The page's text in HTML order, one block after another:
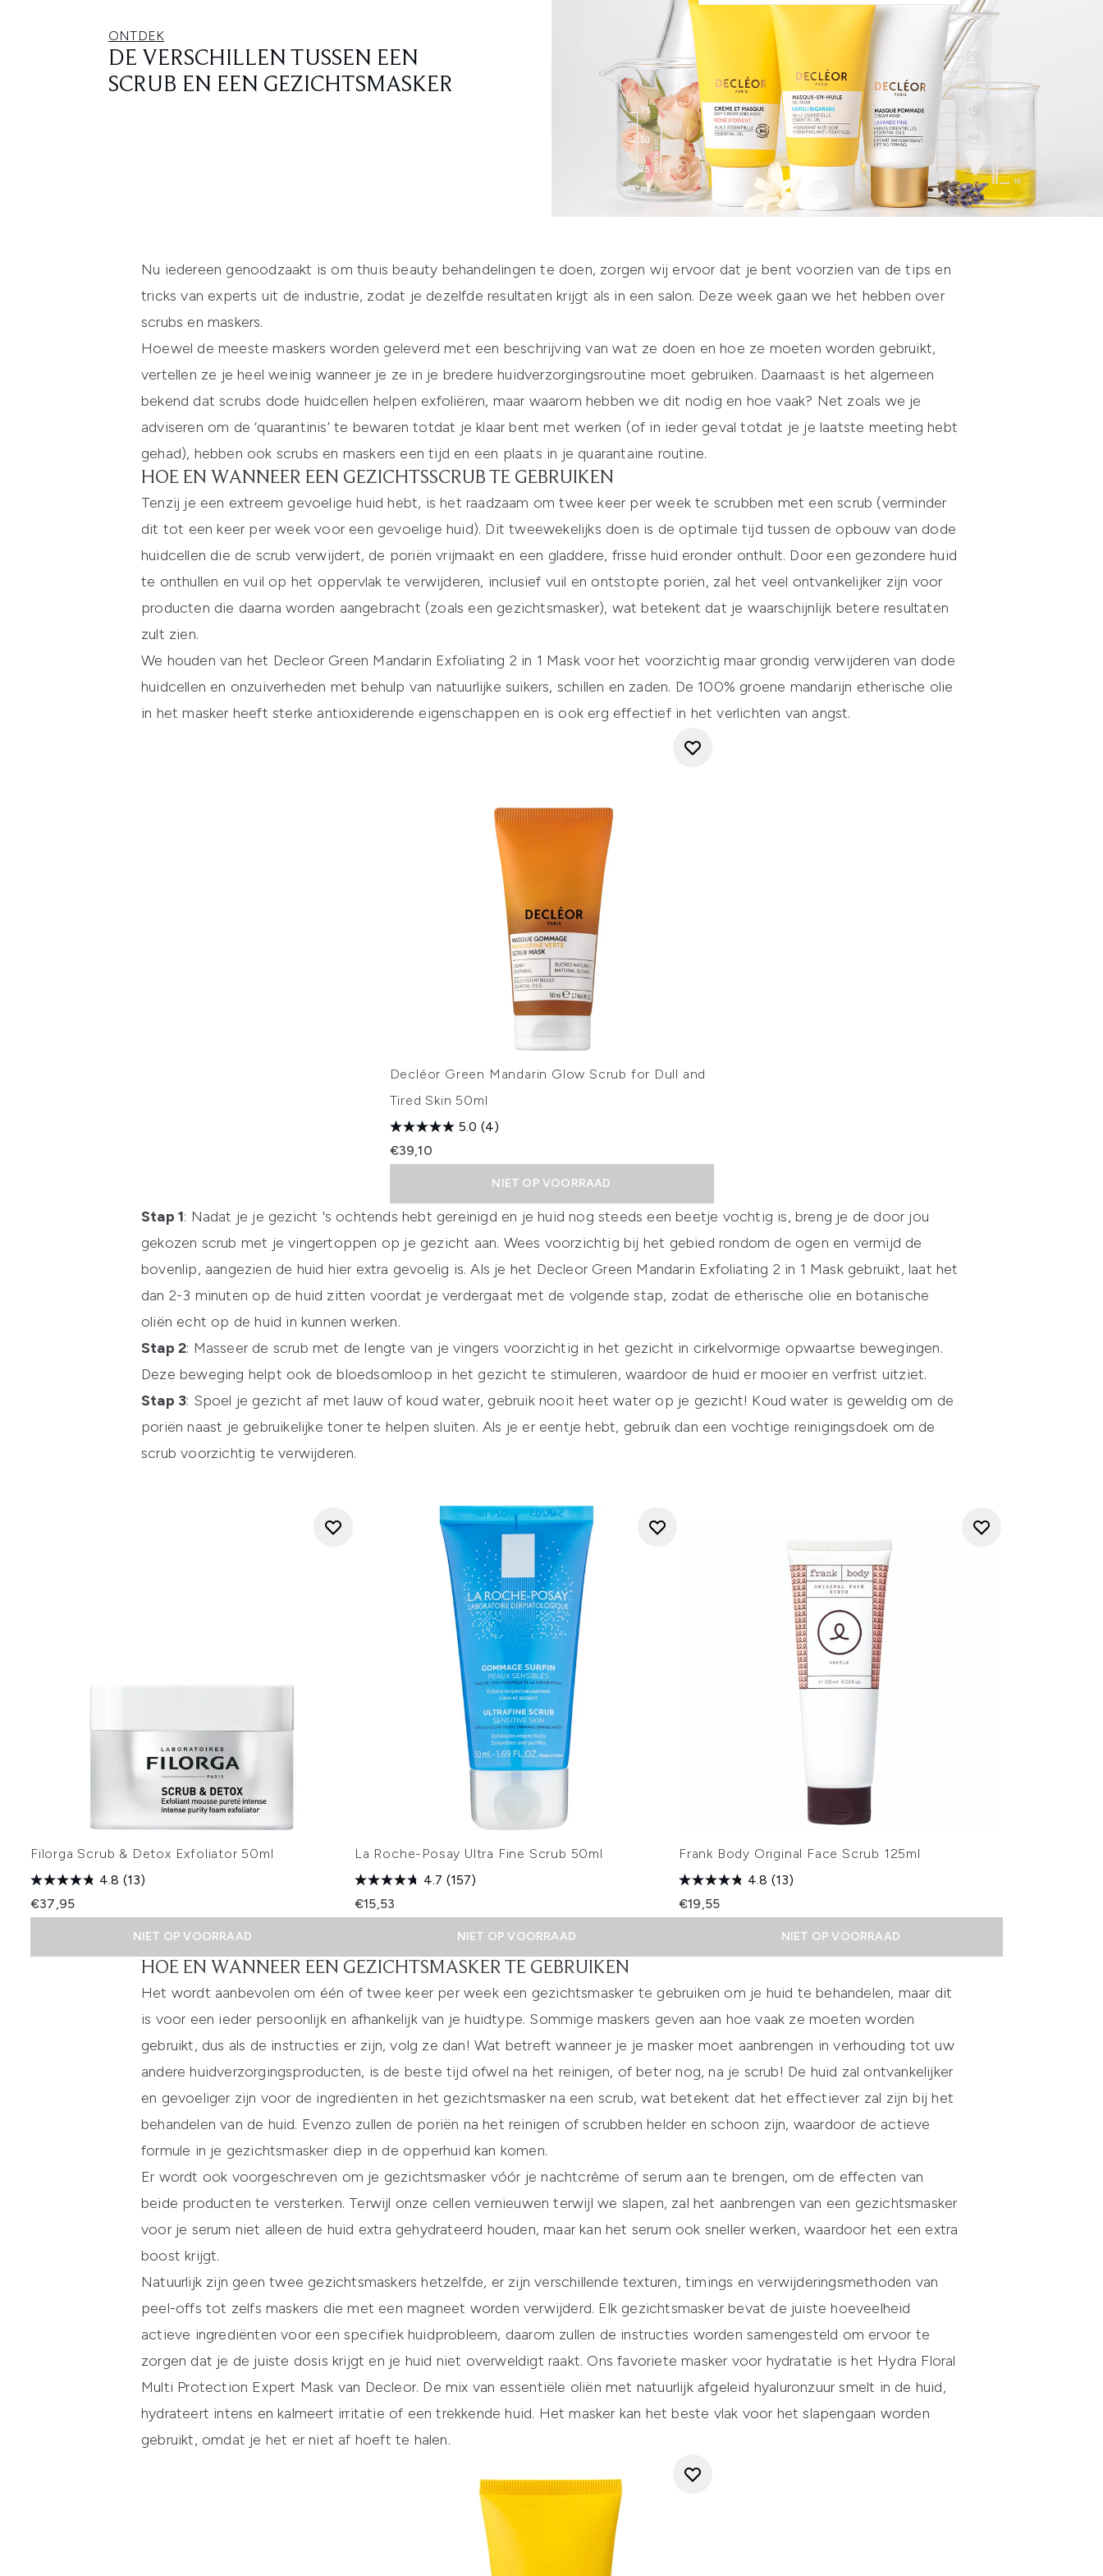
ONTDEK
DE VERSCHILLEN TUSSEN EEN
SCRUB EN EEN GEZICHTSMASKER
Nu iedereen genoodzaakt is om thuis beauty behandelingen te doen, zorgen wij ervoor dat je bent voorzien van de tips en
tricks van experts uit de industrie, zodat je dezelfde resultaten krijgt als in een salon. Deze week gaan we het hebben over
scrubs en maskers.
Hoewel de meeste maskers worden geleverd met een beschrijving van wat ze doen en hoe ze moeten worden gebruikt,
vertellen ze je heel weinig wanneer je ze in je bredere huidverzorgingsroutine moet gebruiken. Daarnaast is het algemeen
bekend dat scrubs dode huidcellen helpen exfoliëren, maar waarom hebben we dit nodig en hoe vaak? Net zoals we je
adviseren om de ‘quarantinis’ te bewaren totdat je klaar bent met werken (of in ieder geval totdat je je laatste meeting hebt
gehad), hebben ook scrubs en maskers een tijd en een plaats in je quarantaine routine.
HOE EN WANNEER EEN GEZICHTSSCRUB TE GEBRUIKEN
Tenzij je een extreem gevoelige huid hebt, is het raadzaam om twee keer per week te scrubben met een scrub (verminder
dit tot een keer per week voor een gevoelige huid). Dit tweewekelijks doen is de optimale tijd tussen de opbouw van dode
huidcellen die de scrub verwijdert, de poriën vrijmaakt en een gladdere, frisse huid eronder onthult. Door een gezondere huid
te onthullen en vuil op het oppervlak te verwijderen, inclusief vuil en ontstopte poriën, zal het veel ontvankelijker zijn voor
producten die daarna worden aangebracht (zoals een gezichtsmasker), wat betekent dat je waarschijnlijk betere resultaten
zult zien.
We houden van het Decleor Green Mandarin Exfoliating 2 in 1 Maskvoor het voorzichtig maar grondig verwijderen van dode
huidcellen en onzuiverheden met behulp van natuurlijke suikers, schillen en zaden. De 100% groene mandarijn etherische olie
in het masker heeft sterke antioxiderende eigenschappen en is ook erg effectief in het verlichten van angst.
Decléor Green Mandarin Glow Scrub for Dull and
Tired Skin 50ml
5.0 (4)
€39,10
NIET OP VOORRAAD
Stap 1: Nadat je je gezicht 's ochtends hebt gereinigd en je huid nog steeds een beetje vochtig is, breng je de door jou
gekozen scrub met je vingertoppen op je gezicht aan. Wees voorzichtig bij het gebied rondom de ogen en vermijd de
bovenlip, aangezien de huid hier extra gevoelig is. Als je het Decleor Green Mandarin Exfoliating 2 in 1 Mask gebruikt, laat het
dan 2-3 minuten op de huid zitten voordat je verdergaat met de volgende stap, zodat de etherische olie en botanische
oliën echt op de huid in kunnen werken.
Stap 2: Masseer de scrub met de lengte van je vingers voorzichtig in het gezicht in cirkelvormige opwaartse bewegingen.
Deze beweging helpt ook de bloedsomloop in het gezicht te stimuleren, waardoor de huid er mooier en verfrist uitziet.
Stap 3: Spoel je gezicht af met lauw of koud water, gebruik nooit heet water op je gezicht! Koud water is geweldig om de
poriën naast je gebruikelijke toner te helpen sluiten. Als je er eentje hebt, gebruik dan een vochtige reinigingsdoek om de
scrub voorzichtig te verwijderen.
Filorga Scrub & Detox Exfoliator 50ml
4.8 (13)
€37,95
NIET OP VOORRAAD
La Roche-Posay Ultra Fine Scrub 50ml
4.7 (157)
€15,53
NIET OP VOORRAAD
Frank Body Original Face Scrub 125ml
4.8 (13)
€19,55
NIET OP VOORRAAD
HOE EN WANNEER EEN GEZICHTSMASKER TE GEBRUIKEN
Het wordt aanbevolen om één of twee keer per week een gezichtsmasker te gebruiken om je huid te behandelen, maar dit
is voor een ieder persoonlijk en afhankelijk van je huidtype. Sommige maskers geven aan hoe vaak ze moeten worden
gebruikt, dus als de instructies er zijn, volg ze dan! Wat betreft wanneer je je masker moet aanbrengen in verhouding tot uw
andere huidverzorgingsproducten, is de beste tijd ofwel na het reinigen, of beter nog, na je scrub! De huid zal ontvankelijker
en gevoeliger zijn voor de ingrediënten in het gezichtsmasker na een scrub, wat betekent dat het effectiever zal zijn bij het
behandelen van de huid. Evenzo zullen de poriën na het reinigen of scrubben helder en schoon zijn, waardoor de actieve
formule in je gezichtsmasker diep in de opperhuid kan komen.
Er wordt ook voorgeschreven om je gezichtsmasker vóór je nachtcrème of serum aan te brengen, om de effecten van
beide producten te versterken. Terwijl onze cellen vernieuwen terwijl we slapen, zal het aanbrengen van een gezichtsmasker
voor je serum niet alleen de huid extra gehydrateerd houden, maar kan het serum ook sneller werken, waardoor het een extra
boost krijgt.
Natuurlijk zijn geen twee gezichtsmaskers hetzelfde, er zijn verschillende texturen, timings en verwijderingsmethoden van
peel-offs tot zelfs maskers die met een magneet worden verwijderd. Elk gezichtsmasker bevat de juiste hoeveelheid
actieve ingrediënten voor een specifiek huidprobleem, daarom zullen de instructies worden samengesteld om ervoor te
zorgen dat je de juiste dosis krijgt en je huid niet overweldigt raakt. Ons favoriete masker voor hydratatie is het Hydra Floral
Multi Protection Expert Mask van Decleor. De mix van essentiële oliën met natuurlijk afgeleid hyaluronzuur smelt in de huid,
hydrateert intens en kalmeert irritatie of een trekkende huid. Het masker kan het beste vlak voor het slapengaan worden
gebruikt, omdat je het er niet af hoeft te halen.